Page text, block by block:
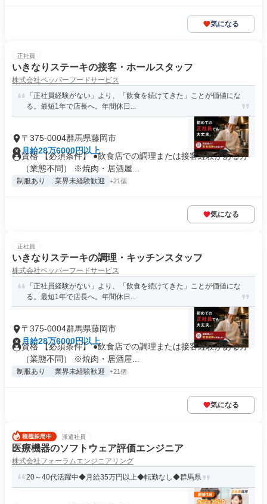
気になる
正社員
いきなりステーキの接客・ホールスタッフ
株式会社ペッパーフードサービス
「正社員経験がない」より、「飲食を続けてきた」ことが価値にな
る。最短1年で店長へ。年間休日...
〒375-0004群馬県藤岡市
月給28万6000円以上
資格 【必須条件】 ●飲食店での調理または接客経験がある方
（業態不問） ※焼肉・居酒屋...
制服あり 業界未経験歓迎 +21個
気になる
正社員
いきなりステーキの調理・キッチンスタッフ
株式会社ペッパーフードサービス
「正社員経験がない」より、「飲食を続けてきた」ことが価値にな
る。最短1年で店長へ。年間休日...
〒375-0004群馬県藤岡市
月給28万6000円以上
資格 【必須条件】 ●飲食店での調理または接客経験がある方
（業態不問） ※焼肉・居酒屋...
制服あり 業界未経験歓迎 +21個
気になる
派遣社員
医療機器のソフトウェア評価エンジニア
株式会社フォーラムエンジニアリング
20～40代活躍中◆月給35万円以上◆転勤なし◆群馬県